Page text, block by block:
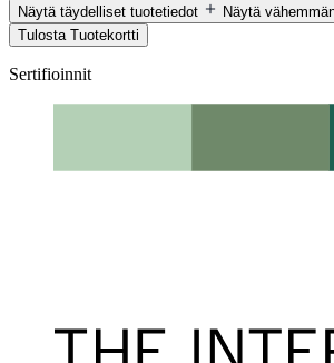
Näytä täydelliset tuotetiedot
Näytä
Tulosta Tuotekortti
Sertifioinnit